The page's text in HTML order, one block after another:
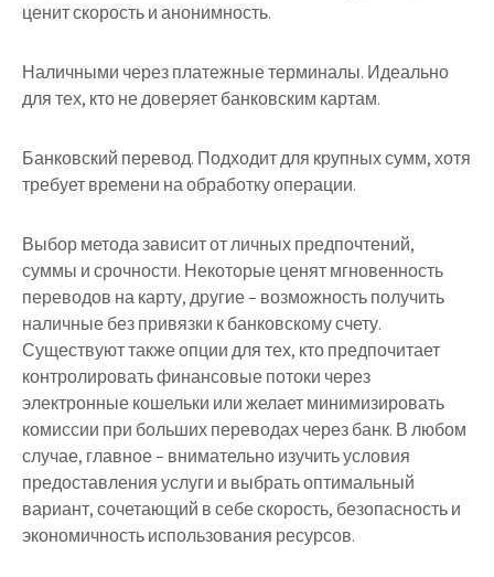
ценит скорость и анонимность.
Наличными через платежные терминалы. Идеально
для тех, кто не доверяет банковским картам.
Банковский перевод. Подходит для крупных сумм, хотя
требует времени на обработку операции.
Выбор метода зависит от личных предпочтений,
суммы и срочности. Некоторые ценят мгновенность
переводов на карту, другие – возможность получить
наличные без привязки к банковскому счету.
Существуют также опции для тех, кто предпочитает
контролировать финансовые потоки через
электронные кошельки или желает минимизировать
комиссии при больших переводах через банк. В любом
случае, главное – внимательно изучить условия
предоставления услуги и выбрать оптимальный
вариант, сочетающий в себе скорость, безопасность и
экономичность использования ресурсов.